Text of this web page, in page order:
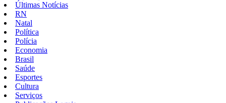
Últimas Notícias
RN
Natal
Política
Polícia
Economia
Brasil
Saúde
Esportes
Cultura
Serviços